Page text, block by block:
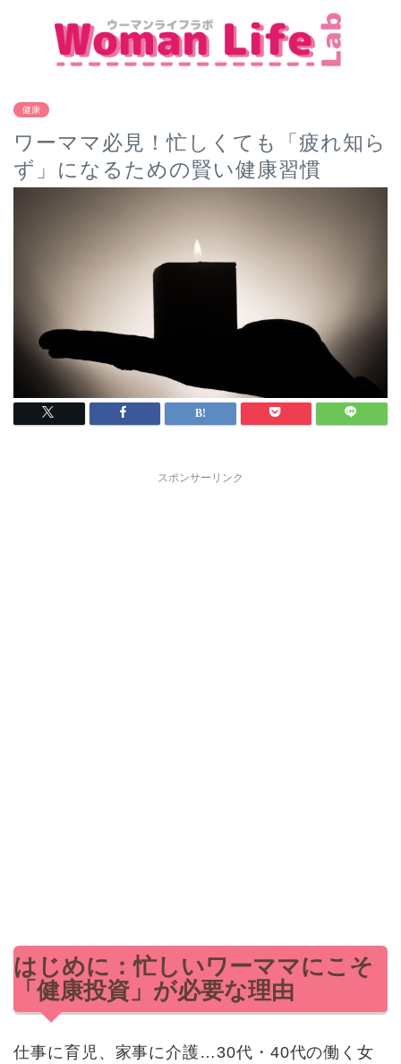
健康
ワーママ必見！忙しくても「疲れ知ら
ず」になるための賢い健康習慣
スポンサーリンク
はじめに：忙しいワーママにこそ
「健康投資」が必要な理由
仕事に育児、家事に介護…30代・40代の働く女